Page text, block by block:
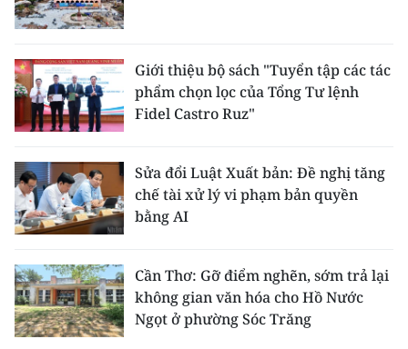
Giới thiệu bộ sách "Tuyển tập các tác
phẩm chọn lọc của Tổng Tư lệnh
Fidel Castro Ruz"
Sửa đổi Luật Xuất bản: Đề nghị tăng
chế tài xử lý vi phạm bản quyền
bằng AI
Cần Thơ: Gỡ điểm nghẽn, sớm trả lại
không gian văn hóa cho Hồ Nước
Ngọt ở phường Sóc Trăng